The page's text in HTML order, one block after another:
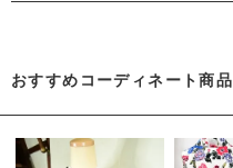
おすすめコーディネート商品